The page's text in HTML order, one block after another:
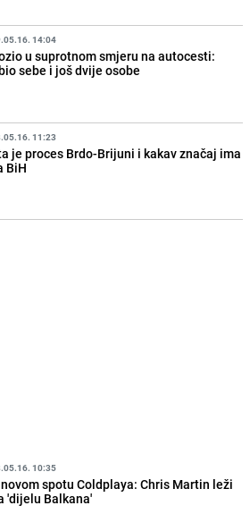
14:04
u suprotnom smjeru na autocesti:
sebe i još dvije osobe
11:23
je proces Brdo-Brijuni i kakav značaj ima
BiH
10:35
novom spotu Coldplaya: Chris Martin leži
'dijelu Balkana'